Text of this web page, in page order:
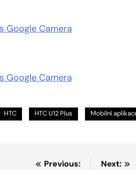
HTC HTC U12 Plus Mobilní
Previous:
Next: